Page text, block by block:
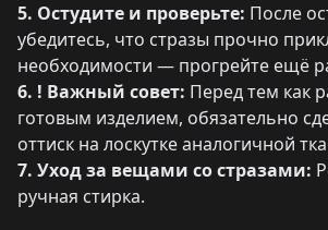
5. Остудите и проверьте: После
убедитесь, что стразы прочно
необходимости — прогрейте ещё
6. ! Важный совет: Перед тем как
готовым изделием, обязательно
оттиск на лоскутке аналогичной
7. Уход за вещами со стразами:
ручная стирка.